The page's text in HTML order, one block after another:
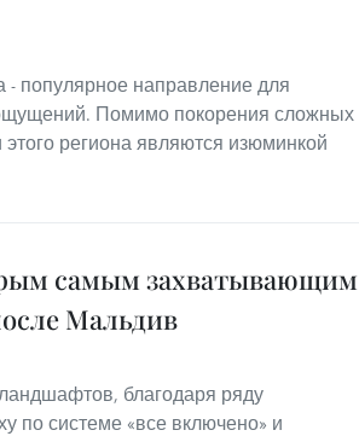
популярное направление для
Помимо покорения сложных
региона являются изюминкой
самым захватывающим
Мальдив
благодаря ряду
по системе «все включено» и